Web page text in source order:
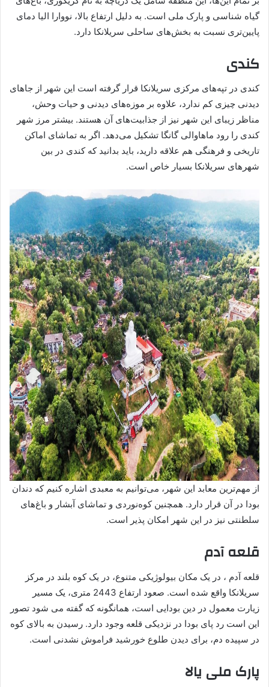
گیاه شناسی و پارک ملی است. به دلیل ارتفاع بالا، نووارا الیا دمای
پایین‌تری نسبت به بخش‌های ساحلی سریلانکا دارد.
کندی
کندی در تپه‌های مرکزی سریلانکا قرار گرفته است این شهر از جاهای
دیدنی چیزی کم ندارد، علاوه بر موزه‌های دیدنی و حیات وحش،
مناظر زیبای این شهر نیز از جذابیت‌های آن هستند. بیشتر مرز شهر
کندی را رود ماهاوالی گانگا تشکیل می‌دهد. اگر به تماشای اماکن
تاریخی و فرهنگی هم علاقه دارید، باید بدانید که کندی در بین
شهرهای سریلانکا بسیار خاص است.
از مهم‌ترین معابد این شهر، می‌توانیم به معبدی اشاره کنیم که دندان
بودا در آن قرار دارد. همچنین کوه‌نوردی و تماشای آبشار و باغ‌های
سلطنتی نیز در این شهر امکان پذیر است.
قلعه آدم
قلعه آدم ، در یک مکان بیولوژیکی متنوع، در یک کوه بلند در مرکز
سریلانکا واقع شده است. صعود ارتفاع 2443 متری، یک مسیر
زیارت معمول در دین بودایی است، همانگونه که گفته می شود تصور
این است رد پای بودا در نزدیکی قلعه وجود دارد. رسیدن به بالای کوه
در سپیده دم، برای دیدن طلوع خورشید فراموش نشدنی است.
پارک ملی یالا